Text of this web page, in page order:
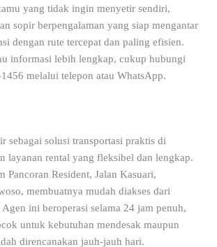
yang tidak ingin menyetir sendiri,
sopir berpengalaman yang siap mengantar
dengan rute tercepat dan paling efisien.
informasi lebih lengkap, cukup hubungi
melalui telepon atau WhatsApp.
sebagai solusi transportasi praktis di
layanan rental yang fleksibel dan lengkap.
Pancoran Resident, Jalan Kasuari,
membuatnya mudah diakses dari
ini beroperasi selama 24 jam penuh,
untuk kebutuhan mendesak maupun
direncanakan jauh-jauh hari.